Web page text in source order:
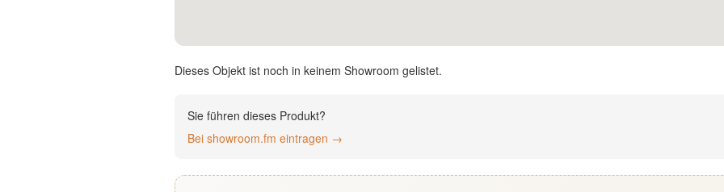
Dieses Objekt ist noch in keinem Showroom gelistet.
Sie führen dieses Produkt?
Bei showroom.fm eintragen →